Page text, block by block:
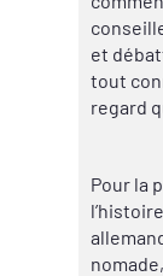
et
tout
regard
Pour la